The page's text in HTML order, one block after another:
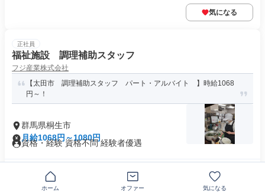
気になる
正社員
福祉施設 調理補助スタッフ
フジ産業株式会社
【太田市 調理補助スタッフ パート・アルバイト 】時給1068
円～！
群馬県桐生市
月給1068円～1080円
資格・経験 資格不問 経験者優遇
気になる
ホーム オファー 気になる